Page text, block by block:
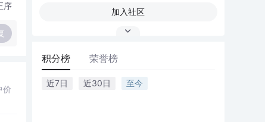
序
价
加入社区
积分榜 荣誉榜
近7日 近30日 至今